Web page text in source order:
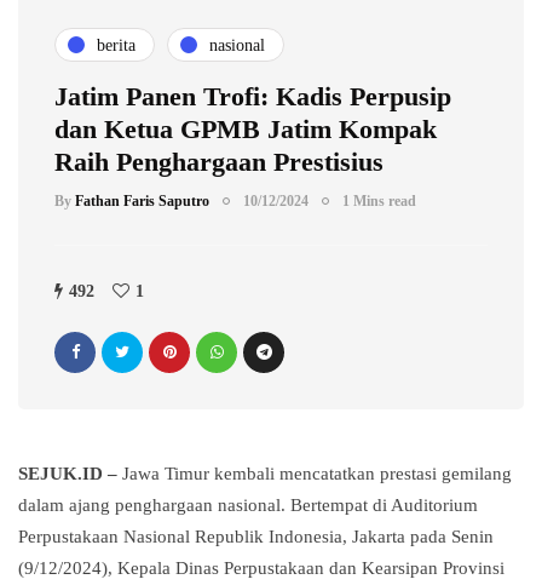
berita nasional
Jatim Panen Trofi: Kadis Perpusip
dan Ketua GPMB Jatim Kompak
Raih Penghargaan Prestisius
By Fathan Faris Saputro 10/12/2024 1 Mins read
492 1
SEJUK.ID – Jawa Timur kembali mencatatkan prestasi gemilang
dalam ajang penghargaan nasional. Bertempat di Auditorium
Perpustakaan Nasional Republik Indonesia, Jakarta pada Senin
(9/12/2024), Kepala Dinas Perpustakaan dan Kearsipan Provinsi